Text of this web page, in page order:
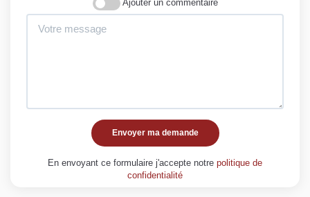
Ajouter un commentaire
Envoyer ma demande
En envoyant ce formulaire j'accepte notre politique de
confidentialité